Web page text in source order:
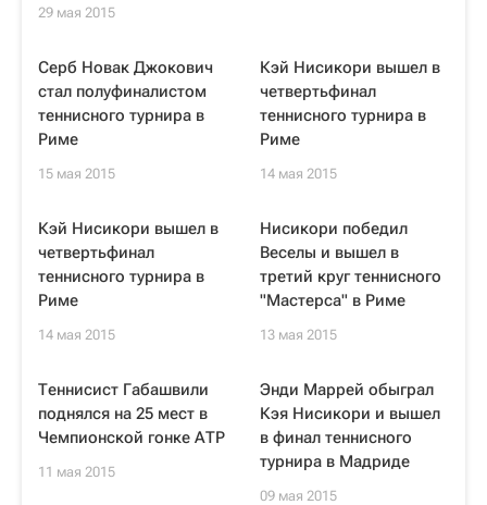
29 мая 2015
Серб Новак Джокович
стал полуфиналистом
теннисного турнира в
Риме
15 мая 2015
Кэй Нисикори вышел в
четвертьфинал
теннисного турнира в
Риме
14 мая 2015
Кэй Нисикори вышел в
четвертьфинал
теннисного турнира в
Риме
14 мая 2015
Нисикори победил
Веселы и вышел в
третий круг теннисного
"Мастерса" в Риме
13 мая 2015
Теннисист Габашвили
поднялся на 25 мест в
Чемпионской гонке АТР
11 мая 2015
Энди Маррей обыграл
Кэя Нисикори и вышел
в финал теннисного
турнира в Мадриде
09 мая 2015